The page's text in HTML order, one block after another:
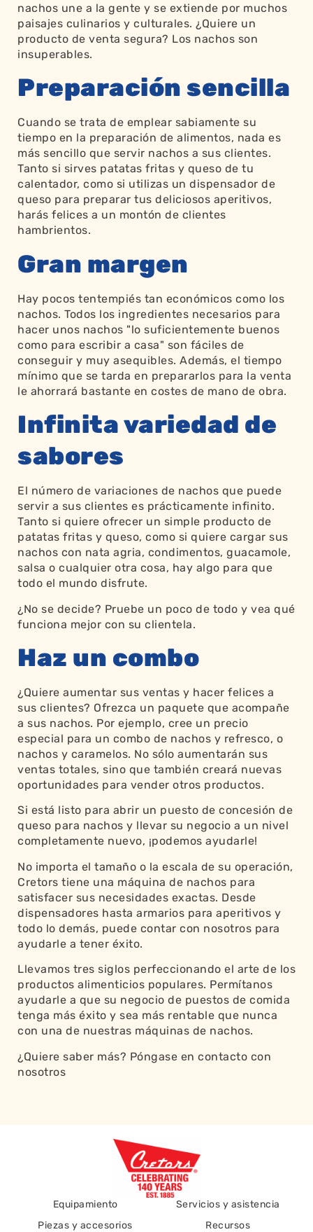
nachos une a la gente y se extiende por muchos
paisajes culinarios y culturales. ¿Quiere un
producto de venta segura? Los nachos son
insuperables.
Preparación sencilla
Cuando se trata de emplear sabiamente su
tiempo en la preparación de alimentos, nada es
más sencillo que servir nachos a sus clientes.
Tanto si sirves patatas fritas y queso de tu
calentador, como si utilizas un dispensador de
queso para preparar tus deliciosos aperitivos,
harás felices a un montón de clientes
hambrientos.
Gran margen
Hay pocos tentempiés tan económicos como los
nachos. Todos los ingredientes necesarios para
hacer unos nachos "lo suficientemente buenos
como para escribir a casa" son fáciles de
conseguir y muy asequibles. Además, el tiempo
mínimo que se tarda en prepararlos para la venta
le ahorrará bastante en costes de mano de obra.
Infinita variedad de
sabores
El número de variaciones de nachos que puede
servir a sus clientes es prácticamente infinito.
Tanto si quiere ofrecer un simple producto de
patatas fritas y queso, como si quiere cargar sus
nachos con nata agria, condimentos, guacamole,
salsa o cualquier otra cosa, hay algo para que
todo el mundo disfrute.
¿No se decide? Pruebe un poco de todo y vea qué
funciona mejor con su clientela.
Haz un combo
¿Quiere aumentar sus ventas y hacer felices a
sus clientes? Ofrezca un paquete que acompañe
a sus nachos. Por ejemplo, cree un precio
especial para un combo de nachos y refresco, o
nachos y caramelos. No sólo aumentarán sus
ventas totales, sino que también creará nuevas
oportunidades para vender otros productos.
Si está listo para abrir un puesto de concesión de
queso para nachos y llevar su negocio a un nivel
completamente nuevo, ¡podemos ayudarle!
No importa el tamaño o la escala de su operación,
Cretors tiene una máquina de nachos para
satisfacer sus necesidades exactas. Desde
dispensadores hasta armarios para aperitivos y
todo lo demás, puede contar con nosotros para
ayudarle a tener éxito.
Llevamos tres siglos perfeccionando el arte de los
productos alimenticios populares. Permítanos
ayudarle a que su negocio de puestos de comida
tenga más éxito y sea más rentable que nunca
con una de nuestras máquinas de nachos.
¿Quiere saber más? Póngase en contacto con
nosotros
Equipamiento
Piezas y accesorios
Servicios y asistencia
Recursos